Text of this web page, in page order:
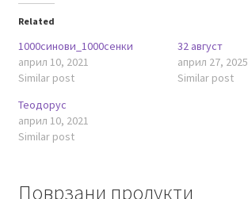
Related
1000синови_1000сенки
април 10, 2021
Similar post
32 август
април 27, 2025
Similar post
Теодорус
април 10, 2021
Similar post
Поврзани продукти